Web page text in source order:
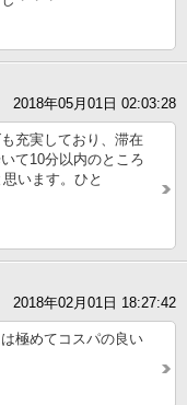
2018年05月01日 02:03:28
充実しており、滞在
て10分以内のところ
います。ひと
2018年02月01日 18:27:42
極めてコスパの良い